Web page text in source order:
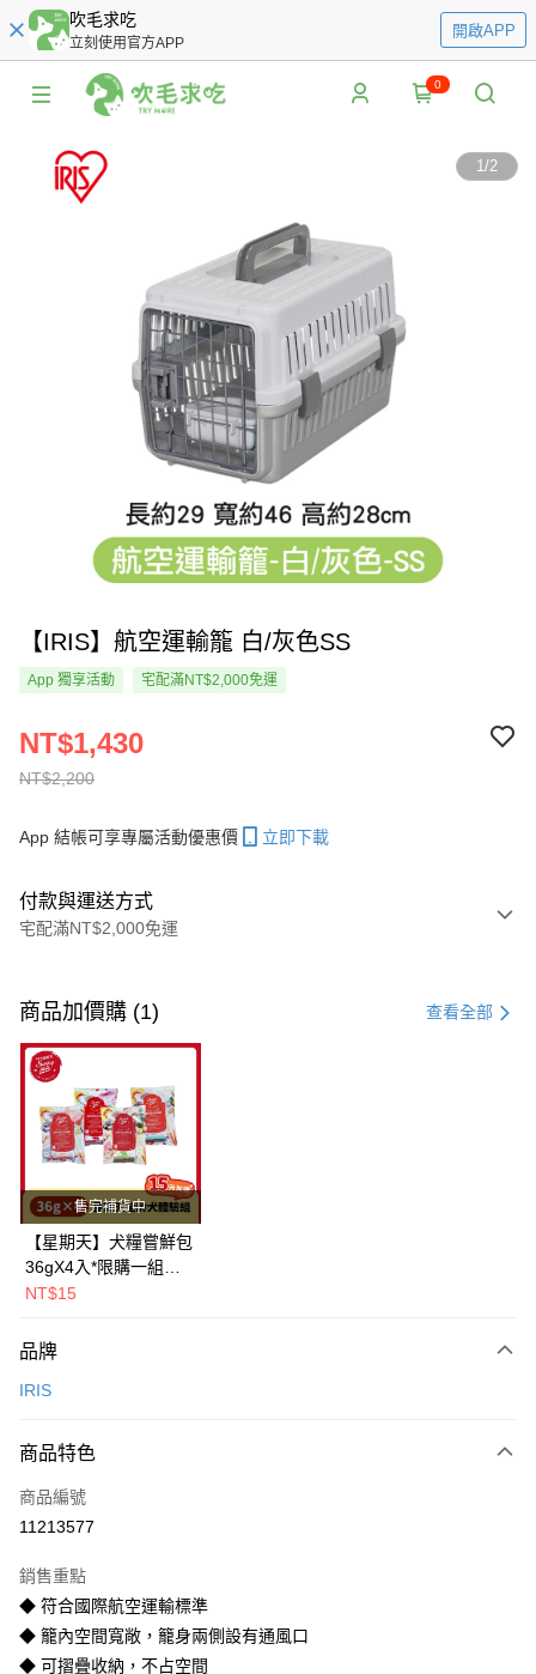
吹毛求吃
立刻使用官方APP
開啟APP
0
1/2
【IRIS】航空運輸籠 白/灰色SS
App 獨享活動 宅配滿NT$2,000免運
NT$2,200
NT$1,430
App 結帳可享專屬活動優惠價 立即下載
付款與運送方式
宅配滿NT$2,000免運
信用卡一次付款
LINE Pay
Apple Pay
街口支付
悠遊付
Google Pay
全盈+PAY
相關說明
AFTEE先享後付是「在收到商品之後才付款」的支付方式。 讓您購物簡單
１．簡單：不需註冊會員、不需綁卡、不需儲值。
２．便利：只要手機號碼，簡訊認證，即可結帳。
【「AFTEE先享後付」結帳流程】
結帳頁面，進行簡訊認證並確認金額後，即可完成結帳。
３．收到繳費通知簡訊後14天內，點擊此簡訊中的連結，可透過四大超商／
ATM／網路銀行／等多元方式進行付款，方視為交易完成。
※ 請注意：結帳手續完成當下不需立刻繳費，但若您需要取消訂單，請聯絡
ATM付款
運送方式
一般宅配
每筆NT$100，滿NT$2,000(含以上)免運費
大型貨運
每筆NT$300
宅配-離島
商品加價購 (1) 查看全部
售完補貨中
【星期天】犬糧嘗鮮包
36gX4入*限購一組｜
鱈+鮭+牛+羊（效期
NT$15
品牌
IRIS
商品特色
商品編號
11213577
銷售重點
◆ 符合國際航空運輸標準
◆ 籠內空間寬敞，籠身兩側設有通風口
◆ 可摺疊收納，不占空間